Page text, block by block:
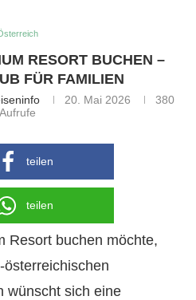
RESORT BUCHEN –
FÜR FAMILIEN
20. Mai 2026
380
Aufrufe
teilen
teilen
Resort buchen möchte,
wünscht sich eine